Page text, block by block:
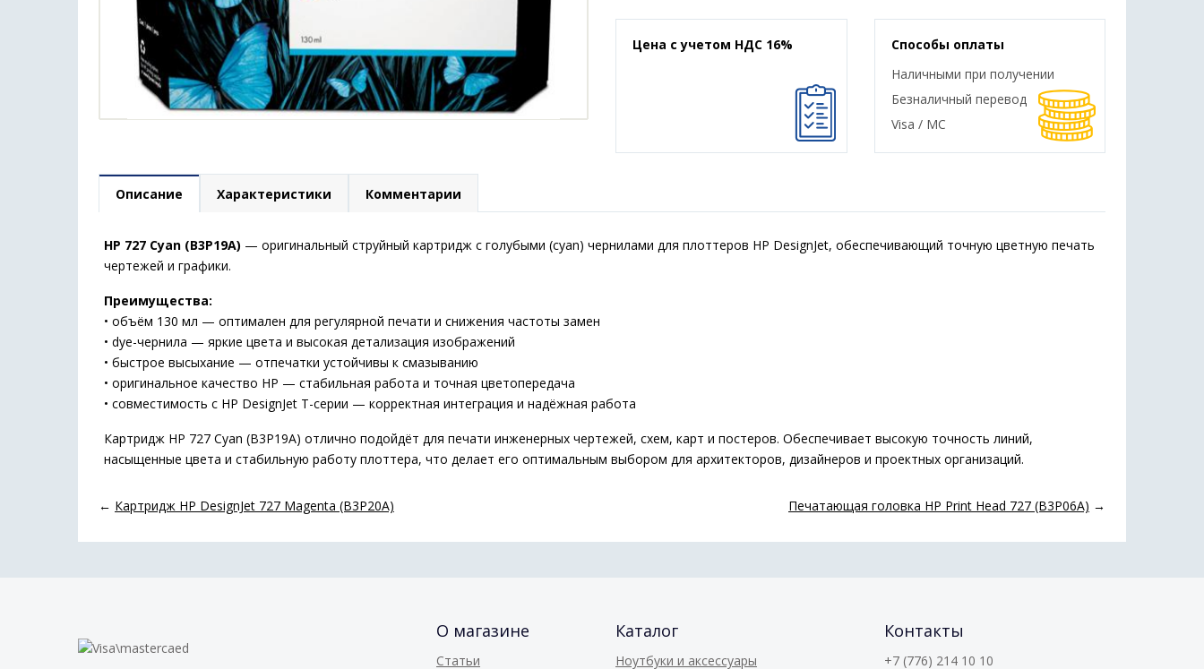
Цена с учетом НДС 16%
Способы оплаты
Наличными при получении
Безналичный перевод
Visa / MC
Описание Характеристики Комментарии
HP 727 Cyan (B3P19A) — оригинальный струйный картридж с голубыми (cyan) чернилами для плоттеров HP DesignJet, обеспечивающий точную цветную печать
чертежей и графики.
Преимущества:
• объём 130 мл — оптимален для регулярной печати и снижения частоты замен
• dye-чернила — яркие цвета и высокая детализация изображений
• быстрое высыхание — отпечатки устойчивы к смазыванию
• оригинальное качество HP — стабильная работа и точная цветопередача
• совместимость с HP DesignJet T-серии — корректная интеграция и надёжная работа
Картридж HP 727 Cyan (B3P19A) отлично подойдёт для печати инженерных чертежей, схем, карт и постеров. Обеспечивает высокую точность линий,
насыщенные цвета и стабильную работу плоттера, что делает его оптимальным выбором для архитекторов, дизайнеров и проектных организаций.
← Картридж HP DesignJet 727 Magenta (B3P20A) Печатающая головка HP Print Head 727 (B3P06A) →
О магазине
Статьи
Каталог
Ноутбуки и аксессуары
Контакты
+7 (776) 214 10 10